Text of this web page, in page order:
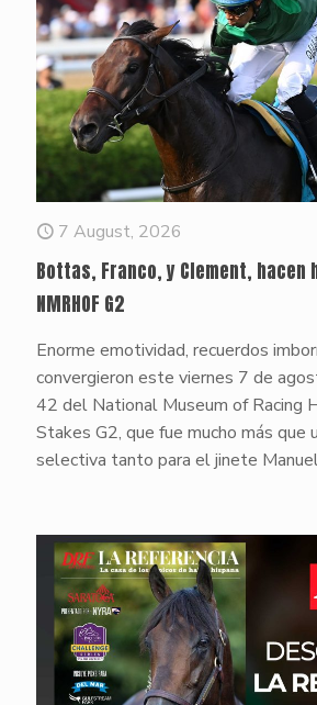
7 August, 2026
Bottas, Franco, y Clement,
NMRHOF G2
Enorme emotividad, recuerdos
convergieron este viernes 7 de
42 del National Museum of Racing
Stakes G2, que fue mucho más que
selectiva tanto para el jinete